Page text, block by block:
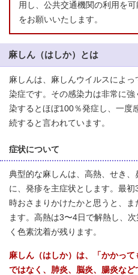
用し、公共交通機関の利用を
をお願いいたします。
麻しん（はしか）とは
麻しんは、麻しんウイルスによ
染症です。その感染力は非常に
染するとほぼ100％発症し、一度
続すると言われています。
症状について
典型的な麻しんは、高熱、せき
に、発疹を主症状とします。最
時おさまりかけたかと思うと、
ます。高熱は3〜4日で解熱し、
く色素沈着が残ります。
麻しん（はしか）は、「かかっ
ではなく、肺炎、脳炎、腸炎な